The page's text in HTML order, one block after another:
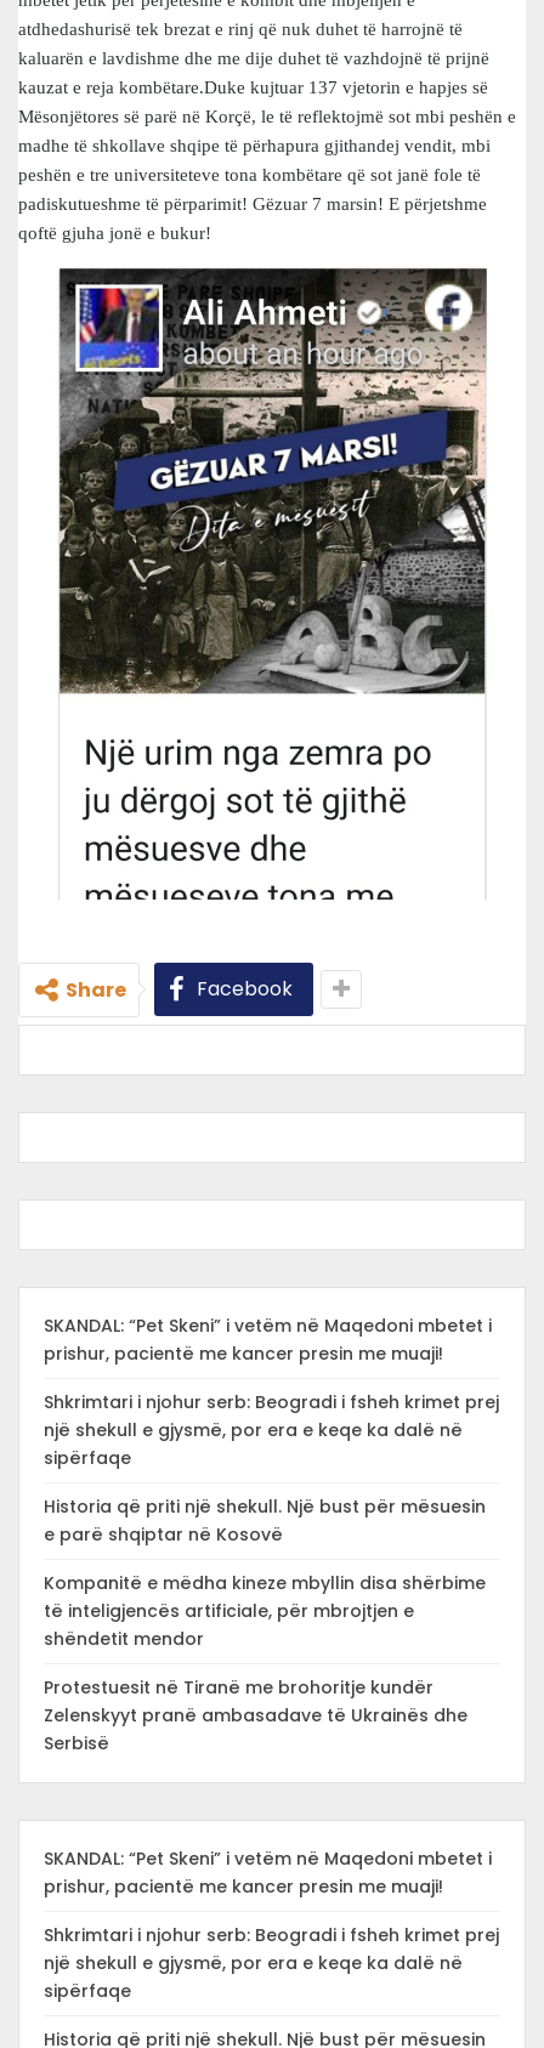
atdhedashurisë tek brezat e rinj që nuk duhet të harrojnë të
kaluarën e lavdishme dhe me dije duhet të vazhdojnë të prijnë
kauzat e reja kombëtare.Duke kujtuar 137 vjetorin e hapjes së
Mësonjëtores së parë në Korçë, le të reflektojmë sot mbi peshën e
madhe të shkollave shqipe të përhapura gjithandej vendit, mbi
peshën e tre universiteteve tona kombëtare që sot janë fole të
padiskutueshme të përparimit! Gëzuar 7 marsin! E përjetshme
qoftë gjuha jonë e bukur!
Share Facebook
SKANDAL: “Pet Skeni” i vetëm në Maqedoni mbetet i
prishur, pacientë me kancer presin me muaji!
Shkrimtari i njohur serb: Beogradi i fsheh krimet prej
një shekull e gjysmë, por era e keqe ka dalë në
sipërfaqe
Historia që priti një shekull. Një bust për mësuesin
e parë shqiptar në Kosovë
Kompanitë e mëdha kineze mbyllin disa shërbime
të inteligjencës artificiale, për mbrojtjen e
shëndetit mendor
Protestuesit në Tiranë me brohoritje kundër
Zelenskyyt pranë ambasadave të Ukrainës dhe
Serbisë
SKANDAL: “Pet Skeni” i vetëm në Maqedoni mbetet i
prishur, pacientë me kancer presin me muaji!
Shkrimtari i njohur serb: Beogradi i fsheh krimet prej
një shekull e gjysmë, por era e keqe ka dalë në
sipërfaqe
Historia që priti një shekull. Një bust për mësuesin